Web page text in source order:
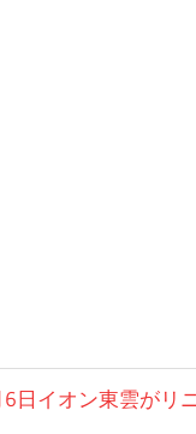
日イオン東雲がリ